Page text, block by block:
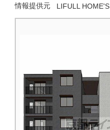
情報提供元 LIFULL HOME'S